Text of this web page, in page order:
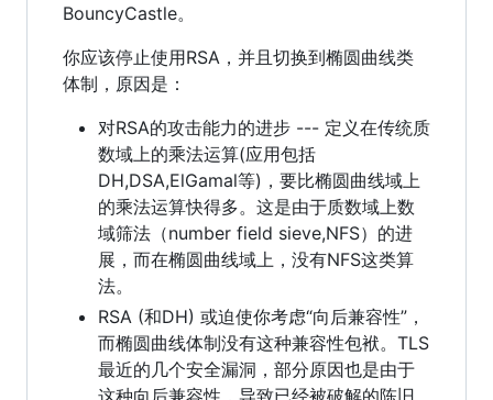
BouncyCastle。
你应该停止使用RSA，并且切换到椭圆曲线类
体制，原因是：
对RSA的攻击能力的进步 --- 定义在传统质
数域上的乘法运算(应用包括
DH,DSA,ElGamal等)，要比椭圆曲线域上
的乘法运算快得多。这是由于质数域上数
域筛法（number field sieve,NFS）的进
展，而在椭圆曲线域上，没有NFS这类算
法。
RSA (和DH) 或迫使你考虑“向后兼容性”，
而椭圆曲线体制没有这种兼容性包袱。TLS
最近的几个安全漏洞，部分原因也是由于
这种向后兼容性，导致已经被破解的陈旧